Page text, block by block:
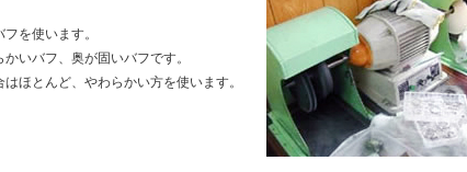
を使います。
いバフ、奥が固いバフです。
ほとんど、やわらかい方を使います。